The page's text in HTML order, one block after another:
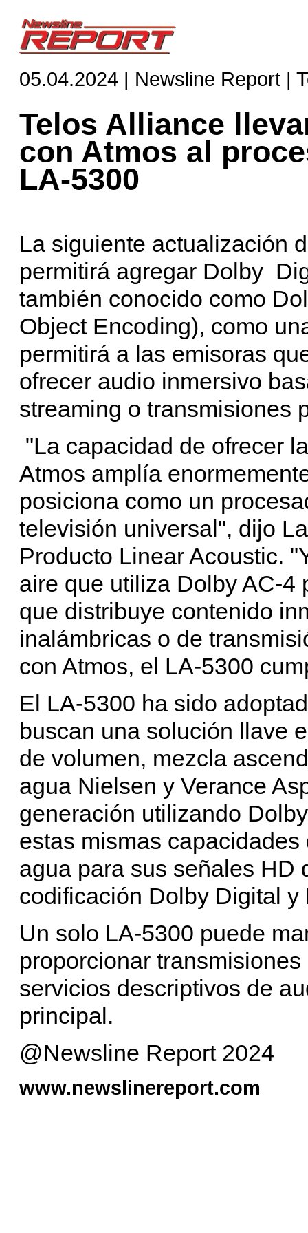
05.04.2024 | Newsline Report |
Telos Alliance
con Atmos al
LA-5300
La siguiente actualización
permitirá agregar Dolby
también conocido como
Object Encoding), como
permitirá a las emisoras
ofrecer audio inmersivo
streaming o transmisiones
"La capacidad de ofrecer
Atmos amplía
posiciona como un
televisión universal", dijo
Producto Linear Acoustic.
aire que utiliza Dolby AC-4
que distribuye contenido
inalámbricas o de
con Atmos, el LA-5300
El LA-5300 ha sido
buscan una solución llave
de volumen, mezcla
agua Nielsen y Verance
generación utilizando
estas mismas
agua para sus señales HD
codificación Dolby Digital
Un solo LA-5300 puede
proporcionar
servicios descriptivos de
principal.
@Newsline Report 2024
www.newslinereport.com